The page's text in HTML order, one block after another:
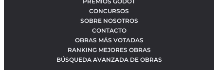
CONCURSOS
SOBRE NOSOTROS
CONTACTO
OBRAS MÁS VOTADAS
RANKING MEJORES OBRAS
BÚSQUEDA AVANZADA DE OBRAS